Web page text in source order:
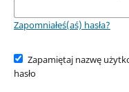
Zapomniałeś(aś) hasła?
Zapamiętaj nazwę
hasło